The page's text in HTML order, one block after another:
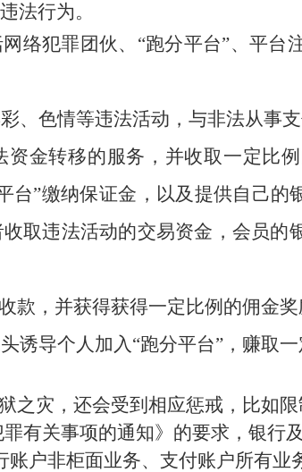
法行为。
络犯罪团伙、“跑分平台”、平
、色情等违法活动，与非法从事
资金转移的服务，并收取一定比
台”缴纳保证金，以及提供自己的
取违法活动的交易资金，会员的
款，并获得获得一定比例的佣金奖
诱导个人加入“跑分平台”，赚取一
之灾，还会受到相应惩戒，比如限
有关事项的通知》的要求，银行
账户非柜面业务、支付账户所有业